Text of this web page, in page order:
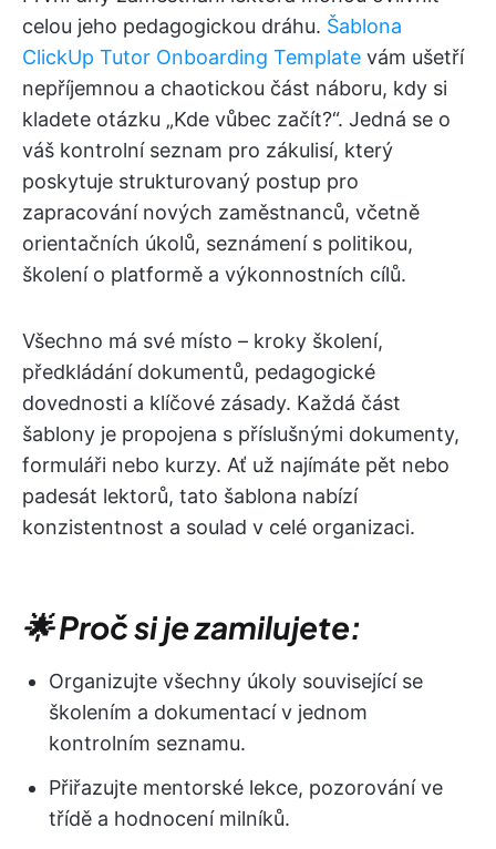
celou jeho pedagogickou dráhu. Šablona
ClickUp Tutor Onboarding Template vám ušetří
nepříjemnou a chaotickou část náboru, kdy si
kladete otázku „Kde vůbec začít?“. Jedná se o
váš kontrolní seznam pro zákulisí, který
poskytuje strukturovaný postup pro
zapracování nových zaměstnanců, včetně
orientačních úkolů, seznámení s politikou,
školení o platformě a výkonnostních cílů.
Všechno má své místo – kroky školení,
předkládání dokumentů, pedagogické
dovednosti a klíčové zásady. Každá část
šablony je propojena s příslušnými dokumenty,
formuláři nebo kurzy. Ať už najímáte pět nebo
padesát lektorů, tato šablona nabízí
konzistentnost a soulad v celé organizaci.
🌟 Proč si je zamilujete:
Organizujte všechny úkoly související se
školením a dokumentací v jednom
kontrolním seznamu.
Přiřazujte mentorské lekce, pozorování ve
třídě a hodnocení milníků.